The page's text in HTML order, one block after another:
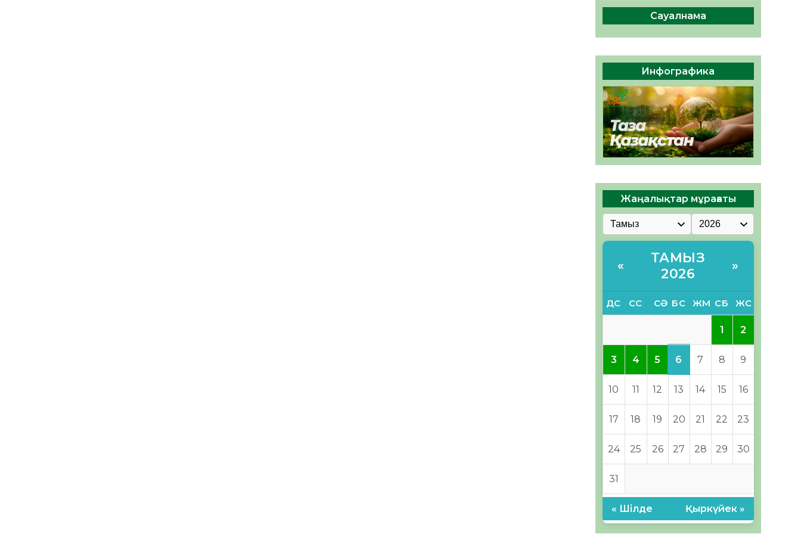
беруге дайын
ӘРБІР ДАУЫС – ҚОҒАМ
ДАМУЫНА ҚОСЫЛҒАН
ҮЛЕС
05.08.2026
34 0
Сауалнама
Инфографика
Жаңалықтар мұрағаты
«
ТАМЫЗ
2026
»
ДС СС СӘ БС ЖМ СБ ЖС
1 2
3 4 5 6 7 8 9
10 11 12 13 14 15 16
17 18 19 20 21 22 23
24 25 26 27 28 29 30
31
« Шілде Қыркүйек »